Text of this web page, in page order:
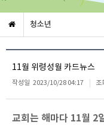
청소년
11월 위령성월 카드뉴스
작성일 2023/10/28 04:17 조
교회는 해마다 11월 2